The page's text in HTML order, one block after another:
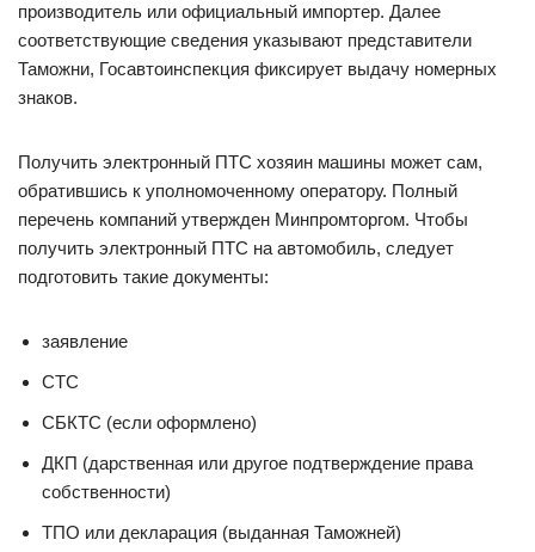
производитель или официальный импортер. Далее
соответствующие сведения указывают представители
Таможни, Госавтоинспекция фиксирует выдачу номерных
знаков.
Получить электронный ПТС хозяин машины может сам,
обратившись к уполномоченному оператору. Полный
перечень компаний утвержден Минпромторгом. Чтобы
получить электронный ПТС на автомобиль, следует
подготовить такие документы:
заявление
СТС
СБКТС (если оформлено)
ДКП (дарственная или другое подтверждение права
собственности)
ТПО или декларация (выданная Таможней)